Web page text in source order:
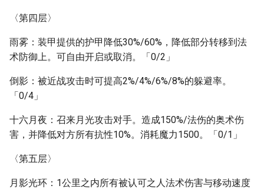
〈第四层〉
雨雾：装甲提供的护甲降低30%/60%，降低部分转移到法
术防御上。可自由开启或取消。「0/2」
倒影：被近战攻击时可提高2%/4%/6%/8%的躲避率。
「0/4」
十六月夜：召来月光攻击对手。造成150%/法伤的奥术伤
害，并降低对方所有抗性10%。消耗魔力1500。「0/1」
〈第五层〉
月影光环：1公里之内所有被认可之人法术伤害与移动速度